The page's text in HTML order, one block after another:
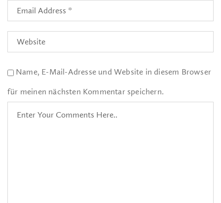
Name, E-Mail-Adresse und Website in diesem Browser
für meinen nächsten Kommentar speichern.